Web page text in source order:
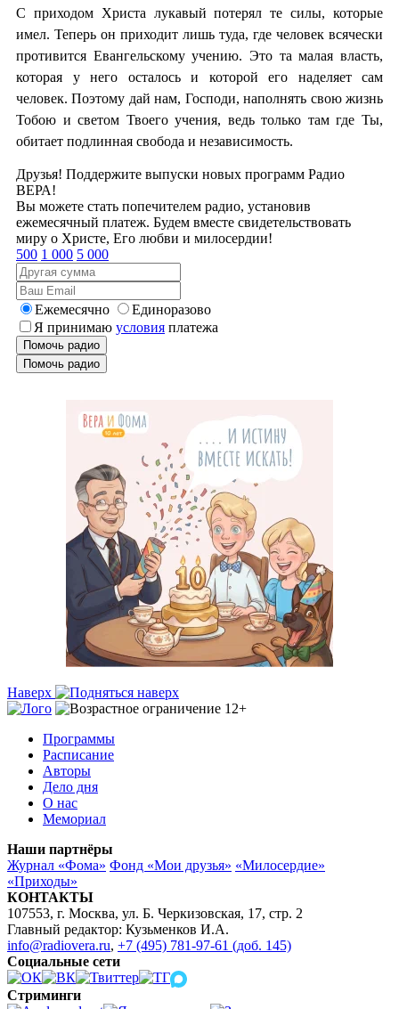
С приходом Христа лукавый потерял те силы, которые
имел. Теперь он приходит лишь туда, где человек всячески
противится Евангельскому учению. Это та малая власть,
которая у него осталось и которой его наделяет сам
человек. Поэтому дай нам, Господи, наполнять свою жизнь
Тобою и светом Твоего учения, ведь только там где Ты,
обитает подлинная свобода и независимость.
Друзья! Поддержите выпуски новых программ Радио
ВЕРА!
Вы можете стать попечителем радио, установив
ежемесячный платеж. Будем вместе свидетельствовать
миру о Христе, Его любви и милосердии!
500 1 000 5 000
Ежемесячно
Единоразово
Я принимаю условия платежа
Помочь радио
Помочь радио
Наверх
Программы
Расписание
Авторы
Дело дня
О нас
Мемориал
Наши партнёры
Журнал «Фома» Фонд «Мои друзья» «Милосердие»
«Приходы»
КОНТАКТЫ
107553, г. Москва, ул. Б. Черкизовская, 17, стр. 2
Главный редактор: Кузьменков И.А.
info@radiovera.ru, +7 (495) 781-97-61 (доб. 145)
Социальные сети
Стриминги